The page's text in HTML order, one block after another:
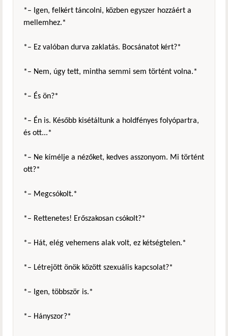
*– Igen, felkért táncolni, közben egyszer hozzáért a
mellemhez.*
*– Ez valóban durva zaklatás. Bocsánatot kért?*
*– Nem, úgy tett, mintha semmi sem történt volna.*
*– És ön?*
*– Én is. Később kisétáltunk a holdfényes folyópartra,
és ott...*
*– Ne kímélje a nézőket, kedves asszonyom. Mi történt
ott?*
*– Megcsókolt.*
*– Rettenetes! Erőszakosan csókolt?*
*– Hát, elég vehemens alak volt, ez kétségtelen.*
*– Létrejött önök között szexuális kapcsolat?*
*– Igen, többször is.*
*– Hányszor?*